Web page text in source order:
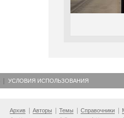
УСЛОВИЯ ИСПОЛЬЗОВАНИЯ
Архив Авторы Темы Справочники